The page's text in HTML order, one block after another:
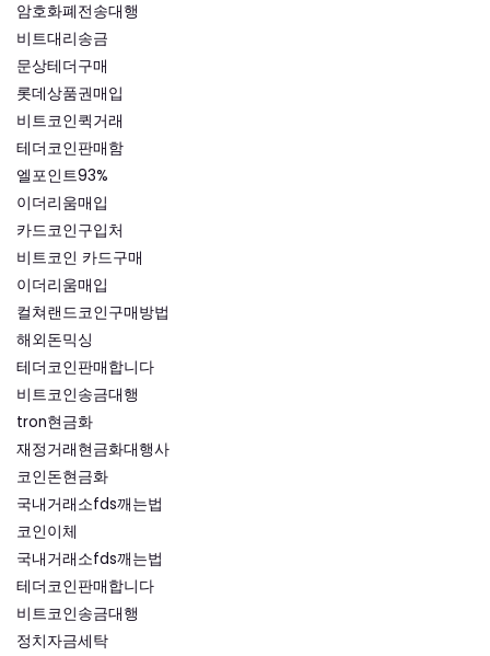
암호화폐전송대행
비트대리송금
문상테더구매
롯데상품권매입
비트코인퀵거래
테더코인판매함
엘포인트93%
이더리움매입
카드코인구입처
비트코인 카드구매
이더리움매입
컬쳐랜드코인구매방법
해외돈믹싱
테더코인판매합니다
비트코인송금대행
tron현금화
재정거래현금화대행사
코인돈현금화
국내거래소fds깨는법
코인이체
국내거래소fds깨는법
테더코인판매합니다
비트코인송금대행
정치자금세탁